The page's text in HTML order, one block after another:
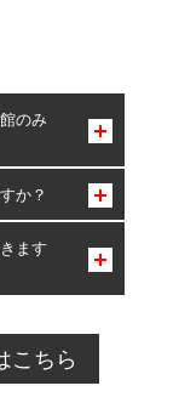
のみ
か？
時にご予約が
ます
合のご予約
の店舗まで
こちら